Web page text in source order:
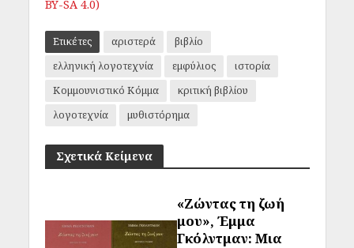
BY-SA 4.0)
Ετικέτες αριστερά
βιβλίο
ελληνική λογοτεχνία
εμφύλιος
ιστορία
Κομμουνιστικό Κόμμα
κριτική βιβλίου
λογοτεχνία
μυθιστόρημα
Σχετικά Κείμενα
«Ζώντας τη ζωή
μου», Έμμα
Γκόλντμαν: Μια